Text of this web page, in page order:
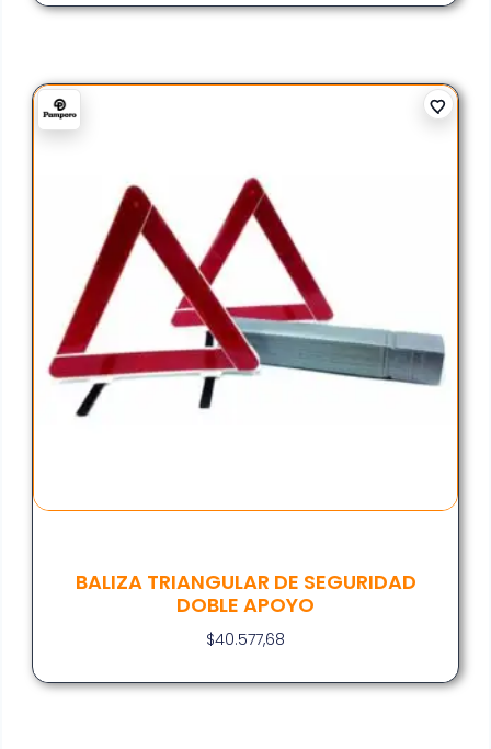
BALIZA TRIANGULAR DE SEGURIDAD
DOBLE APOYO
$40.577,68